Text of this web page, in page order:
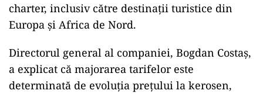
charter, inclusiv către destinații turistice din
Europa și Africa de Nord.
Directorul general al companiei, Bogdan Costaș,
a explicat că majorarea tarifelor este
determinată de evoluția prețului la kerosen,